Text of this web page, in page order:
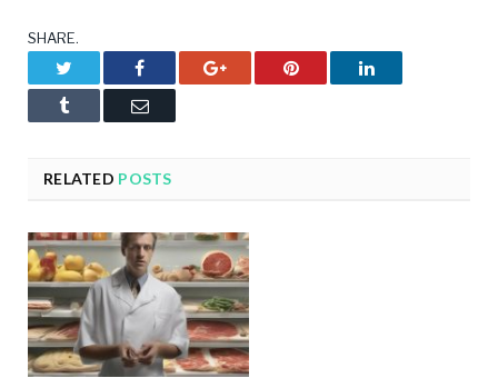
SHARE.
Facebook Google+ Pinterest LinkedIn
Tumblr Email
RELATED POSTS